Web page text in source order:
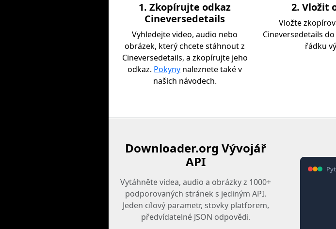
1. Zkopírujte odkaz
Cineversedetails
Vyhledejte video, audio nebo
obrázek, který chcete stáhnout z
Cineversedetails, a zkopírujte jeho
odkaz. Pokyny naleznete také v
našich návodech.
2. Vložit
Vložte
Cineversedetails
řádku
Downloader.org Vývojář
API
Vytáhněte videa, audio a obrázky z 1000+
podporovaných stránek s jediným API.
Jeden cílový parametr, stovky platforem,
předvídatelné JSON odpovědi.